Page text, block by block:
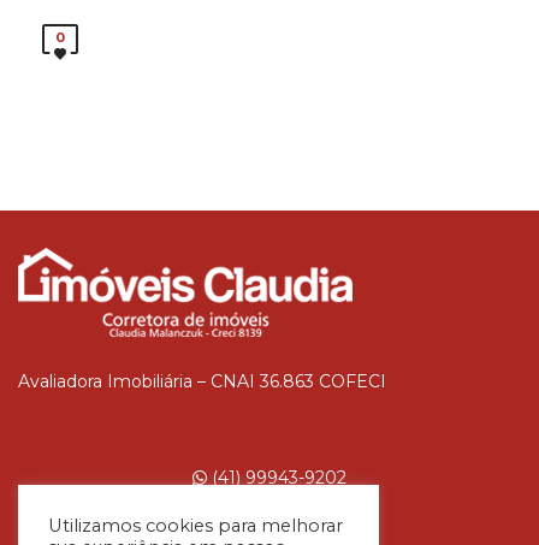
0
Avaliadora Imobiliária – CNAI 36.863 COFECI
(41) 99943-9202
Utilizamos cookies para melhorar